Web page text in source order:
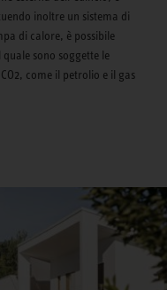
inoltre un sistema di
di calore, è possibile
sono soggette le
come il petrolio e il gas